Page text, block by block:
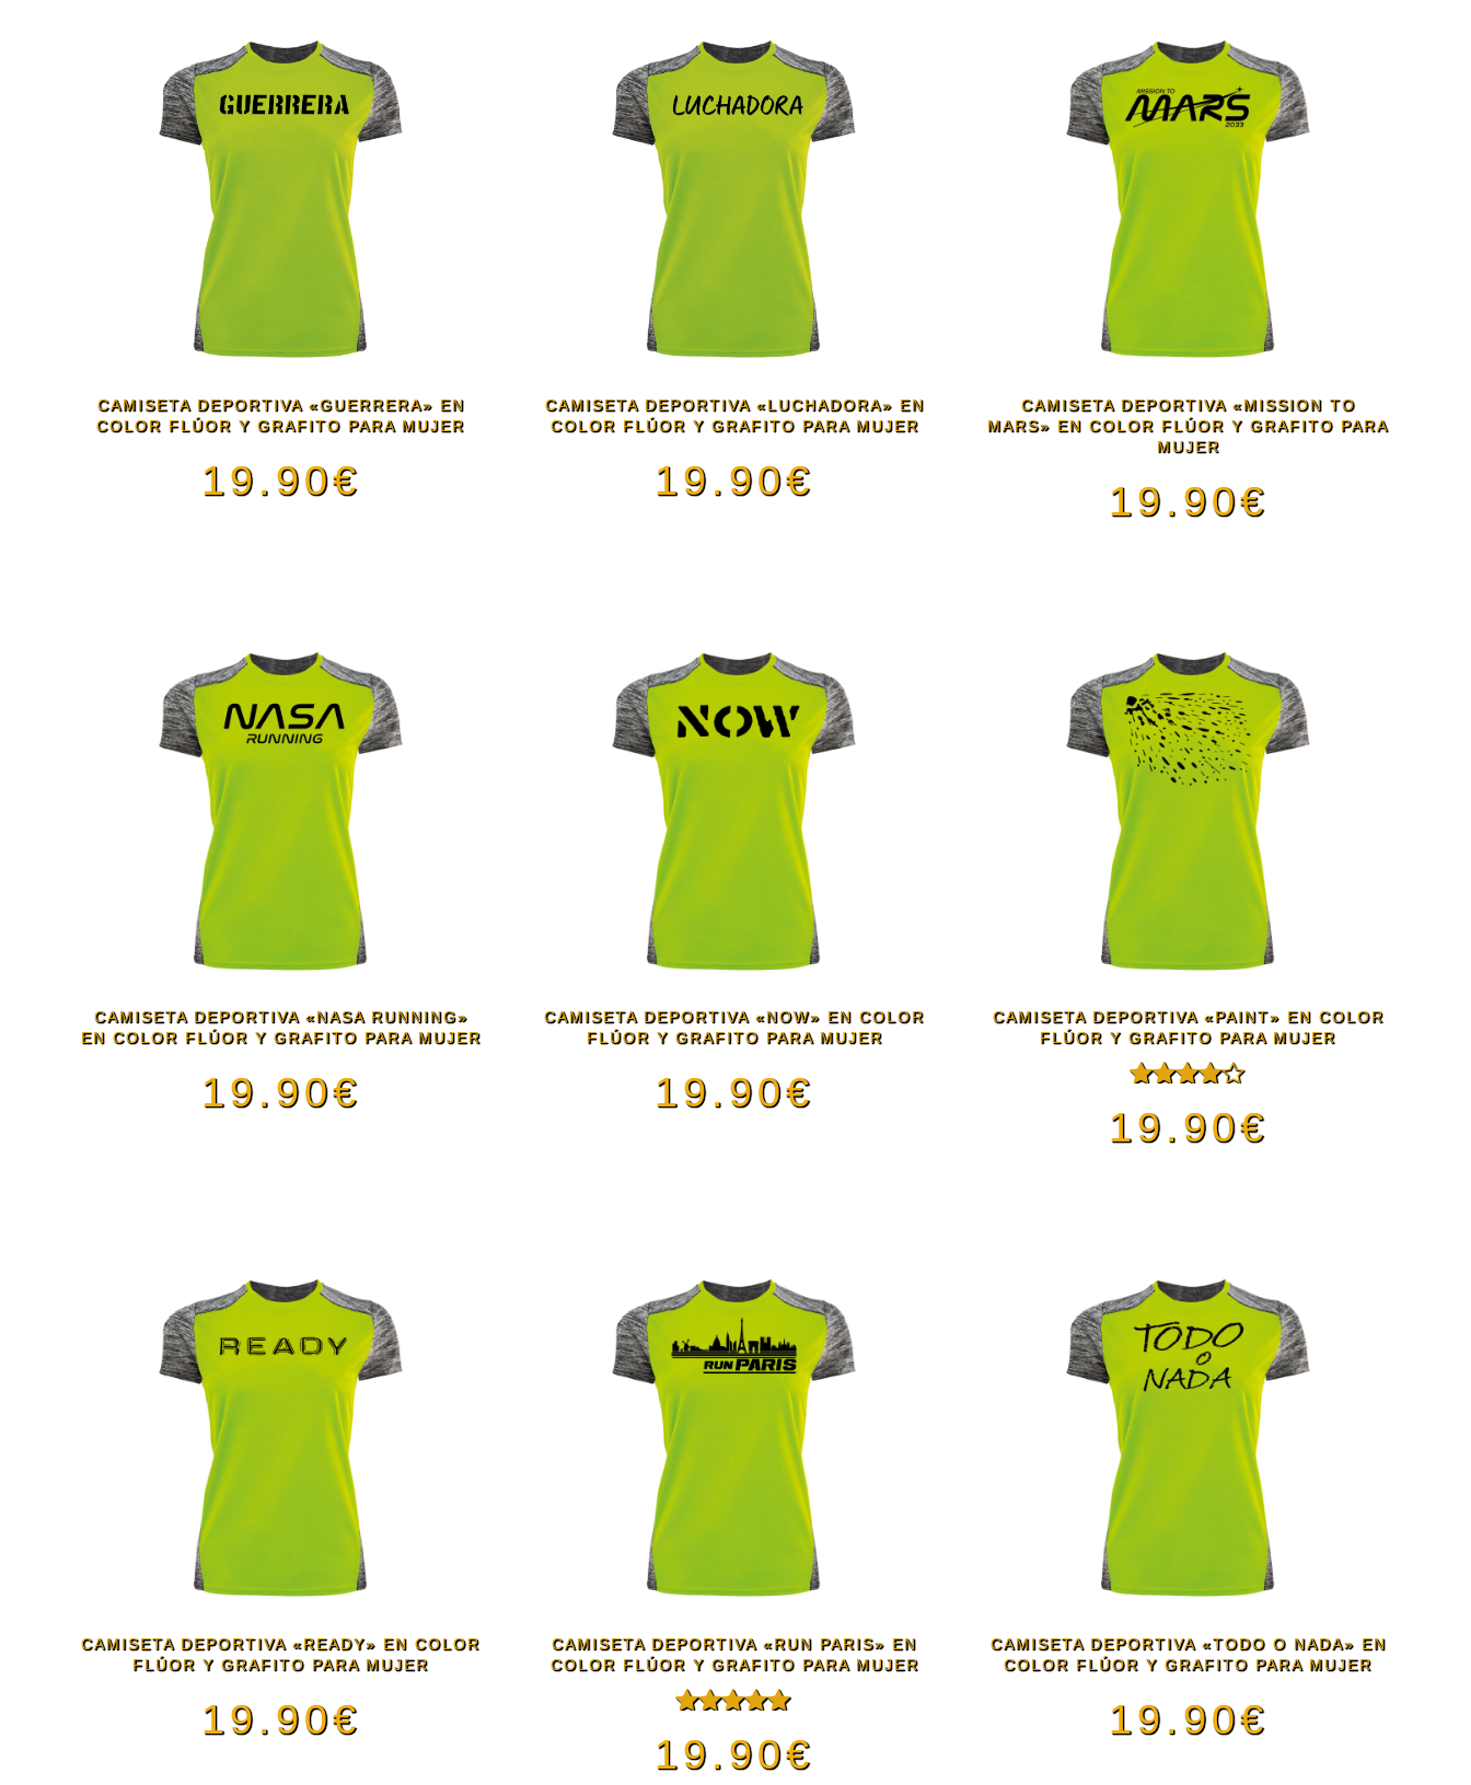
tiene
múltiples
variantes.
Las
opciones
se
pueden
elegir
página
de
producto
tiene
múltiples
variantes.
opciones
pueden
elegir
página
de
producto
producto
tiene
múltiples
variantes.
opciones
pueden
elegir
página
de
producto
CAMISETA DEPORTIVA «GUERRERA» EN
COLOR FLÚOR Y GRAFITO PARA MUJER
19.90€
tiene
múltiples
variantes.
Las
opciones
se
pueden
elegir
página
de
producto
CAMISETA DEPORTIVA «LUCHADORA» EN
COLOR FLÚOR Y GRAFITO PARA MUJER
19.90€
tiene
múltiples
variantes.
Las
opciones
se
pueden
elegir
página
de
producto
CAMISETA DEPORTIVA «MISSION TO
MARS» EN COLOR FLÚOR Y GRAFITO PARA
MUJER
19.90€
producto
tiene
múltiples
variantes.
opciones
pueden
elegir
página
de
producto
CAMISETA DEPORTIVA «NASA RUNNING»
EN COLOR FLÚOR Y GRAFITO PARA MUJER
19.90€
tiene
múltiples
variantes.
Las
opciones
se
pueden
elegir
CAMISETA DEPORTIVA «NOW» EN COLOR
FLÚOR Y GRAFITO PARA MUJER
19.90€
tiene
múltiples
variantes.
Las
opciones
se
pueden
elegir
en
CAMISETA DEPORTIVA «PAINT» EN COLOR
FLÚOR Y GRAFITO PARA MUJER
con
4.00
19.90€
producto
tiene
múltiples
variantes.
opciones
pueden
elegir
CAMISETA DEPORTIVA «READY» EN COLOR
FLÚOR Y GRAFITO PARA MUJER
19.90€
CAMISETA DEPORTIVA «RUN PARIS» EN
COLOR FLÚOR Y GRAFITO PARA MUJER
con
5.00de
19.90€
CAMISETA DEPORTIVA «TODO O NADA» EN
COLOR FLÚOR Y GRAFITO PARA MUJER
19.90€